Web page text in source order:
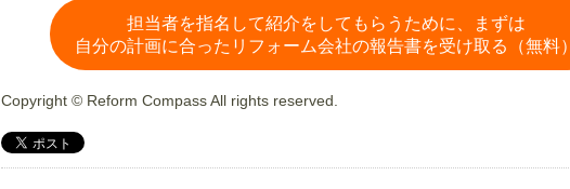
担当者を指名して紹介をしてもらうために、まずは
自分の計画に合ったリフォーム会社の報告書を受け取る（無料）
Copyright © Reform Compass All rights reserved.